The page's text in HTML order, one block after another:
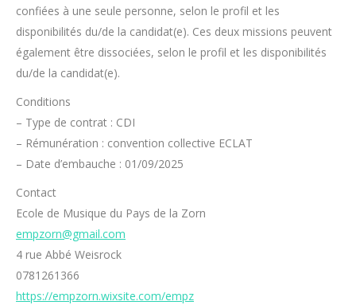
confiées à une seule personne, selon le profil et les
disponibilités du/de la candidat(e). Ces deux missions peuvent
également être dissociées, selon le profil et les disponibilités
du/de la candidat(e).
Conditions
– Type de contrat : CDI
– Rémunération : convention collective ECLAT
– Date d’embauche : 01/09/2025
Contact
Ecole de Musique du Pays de la Zorn
empzorn@gmail.com
4 rue Abbé Weisrock
0781261366
https://empzorn.wixsite.com/empz